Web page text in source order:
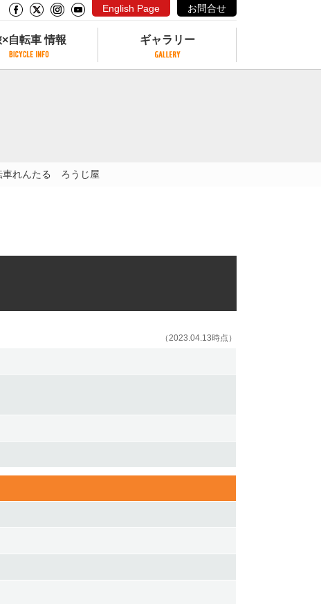
English Page お問合せ
×自転車 情報
サイクルターミナル
ギャラリー
車れんたる ろうじ屋
（2023.04.13時点）